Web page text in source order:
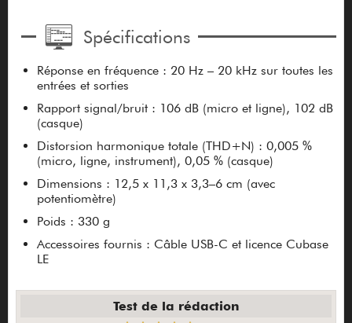
Spécifications
Réponse en fréquence : 20 Hz – 20 kHz sur toutes les
entrées et sorties
Rapport signal/bruit : 106 dB (micro et ligne), 102 dB
(casque)
Distorsion harmonique totale (THD+N) : 0,005 %
(micro, ligne, instrument), 0,05 % (casque)
Dimensions : 12,5 x 11,3 x 3,3–6 cm (avec
potentiomètre)
Poids : 330 g
Accessoires fournis : Câble USB-C et licence Cubase
LE
Test de la rédaction